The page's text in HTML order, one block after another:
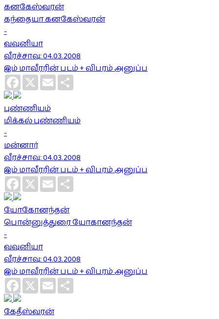
கனகேஸ்வரன்
கந்தையா கனகேஸ்வரன்
-
வவுனியா
வீரச்சாவு: 04.03.2008
இம் மாவீரரின் படம் + விபரம் அனுப்ப
Facebook
X Email
புண்ணியம்
மிக்கல் புண்ணியம்
-
மன்னார்
வீரச்சாவு: 04.03.2008
இம் மாவீரரின் படம் + விபரம் அனுப்ப
Facebook
X Email
யோகோனந்தன்
பொன்னுத்துரை யோகானந்தன்
-
வவுனியா
வீரச்சாவு: 04.03.2008
இம் மாவீரரின் படம் + விபரம் அனுப்ப
Facebook
X Email
கேதீஸ்வரன்